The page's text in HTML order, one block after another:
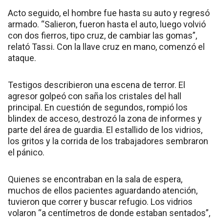
Acto seguido, el hombre fue hasta su auto y regresó
armado. “Salieron, fueron hasta el auto, luego volvió
con dos fierros, tipo cruz, de cambiar las gomas”,
relató Tassi. Con la llave cruz en mano, comenzó el
ataque.
Testigos describieron una escena de terror. El
agresor golpeó con saña los cristales del hall
principal. En cuestión de segundos, rompió los
blindex de acceso, destrozó la zona de informes y
parte del área de guardia. El estallido de los vidrios,
los gritos y la corrida de los trabajadores sembraron
el pánico.
Quienes se encontraban en la sala de espera,
muchos de ellos pacientes aguardando atención,
tuvieron que correr y buscar refugio. Los vidrios
volaron “a centímetros de donde estaban sentados”,